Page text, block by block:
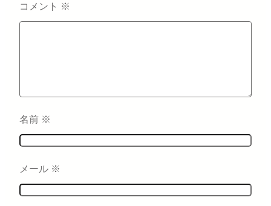
コメント ※
名前 ※
メール ※